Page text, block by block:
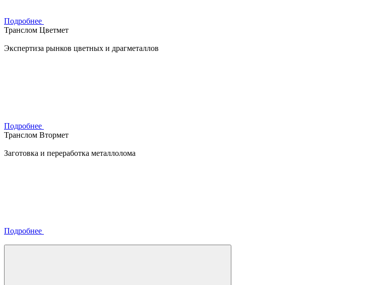
Подробнее
Транслом Цветмет
Экспертиза рынков цветных и драгметаллов
Подробнее
Транслом Втормет
Заготовка и переработка металлолома
Подробнее